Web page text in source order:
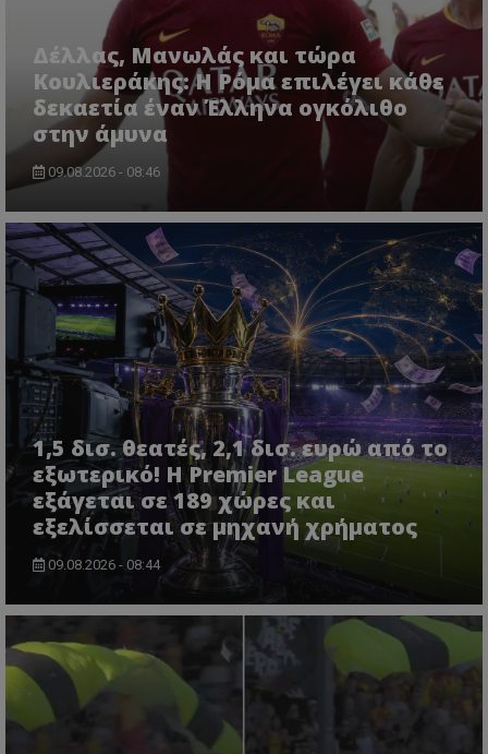
Δέλλας, Μανωλάς και τώρα
Κουλιεράκης: Η Ρόμα επιλέγει κάθε
δεκαετία έναν Έλληνα ογκόλιθο
στην άμυνα
09.08.2026 - 08:46
1,5 δισ. θεατές, 2,1 δισ. ευρώ από το
εξωτερικό! Η Premier League
εξάγεται σε 189 χώρες και
εξελίσσεται σε μηχανή χρήματος
09.08.2026 - 08:44